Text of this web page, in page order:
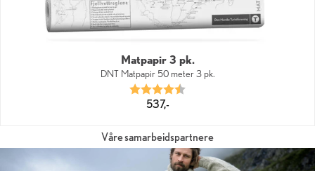
Matpapir 3 pk.
DNT Matpapir 50 meter 3 pk.
Karakter:
537,-
Våre samarbeidspartnere